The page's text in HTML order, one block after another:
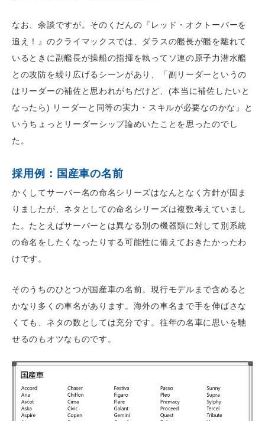
なお、余談ですが。そのくだんの『レッド・オクトーバーを
追え！』のクライマックスでは、ダラスの艦長が艦を離れて
いるときに副艦長が操船の指揮を執ってソ連の原子力潜水艦
との攻防を繰り広げるシーンがあり、「副リーダーというの
はリーダーの補佐と思われがちだけど、(本当に補佐したいと
なったら) リーダーと同等の実力・スキルが必要なのかな」と
いうちょっとリーダーシップ論めいたことを思ったのでし
た。
採用例：国産車の名前
かくしてサーバー名の命名シリーズはなんとなく方針が固ま
りましたが、ネタとしての命名シリーズは複数考えていまし
た。たとえばサーバーとは異なる別の機器類に対して別系統
の命名をしたくなったりする可能性に備えておきたかったわ
けです。
そのうちのひとつが国産車の名前。現行モデルまで含めると
かなり多くの車名があります。海外の車名まで手を伸ばさな
くても、ネタの数としては充分です。往年の名車に思いを馳
せるのもオツなものです。